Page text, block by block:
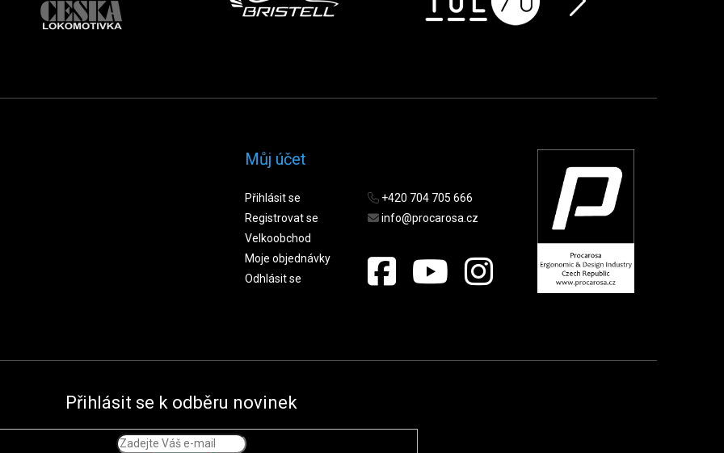
Můj účet
Přihlásit se
Registrovat se
Velkoobchod
Moje objednávky
Odhlásit se
+420 704 705 666
info@procarosa.cz
Přihlásit se k odběru novinek